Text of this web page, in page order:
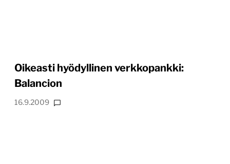
Oikeasti hyödyllinen verkkopankki:
Balancion
16.9.2009